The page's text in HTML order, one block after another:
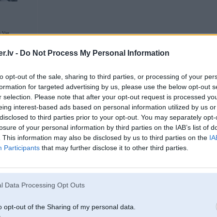
- Do Not Process My Personal Information
opt-out of the sale, sharing to third parties, or processing of your
for targeted advertising by us, please use the below opt-out
selection. Please note that after your opt-out request is processed
interest-based ads based on personal information utilized by us
to third parties prior to your opt-out. You may separately
of your personal information by third parties on the IAB’s list of
This information may also be disclosed by us to third parties on the
Participants that may further disclose it to other third parties.
Data Processing Opt Outs
opt-out of the Sharing of my personal data.
Aiz juglas vecais labais bergu lielvekals tur ir daudz vietas un
13. Jul 2005, 11:10
Aiz juglas vecais labais bergu lielvekals tur ir daudz vietas un